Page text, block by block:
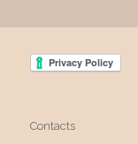
Contacts